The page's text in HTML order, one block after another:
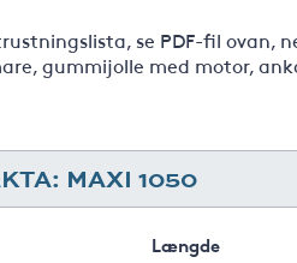
se PDF-fil ovan,
gummijolle med motor,
MAXI 1050
Længde